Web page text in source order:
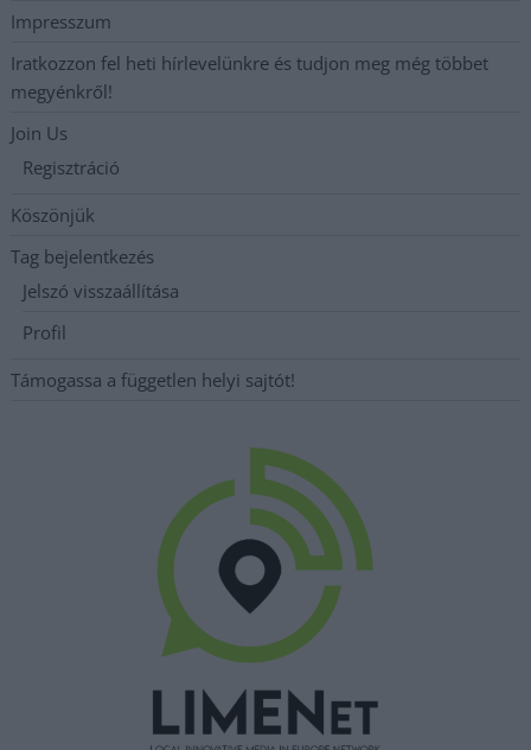
Impresszum
Iratkozzon fel heti hírlevelünkre és tudjon meg még többet
megyénkről!
Join Us
Regisztráció
Köszönjük
Tag bejelentkezés
Jelszó visszaállítása
Profil
Támogassa a független helyi sajtót!